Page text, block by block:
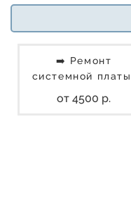
➡️ Ремонт
системной платы
от 4500 р.